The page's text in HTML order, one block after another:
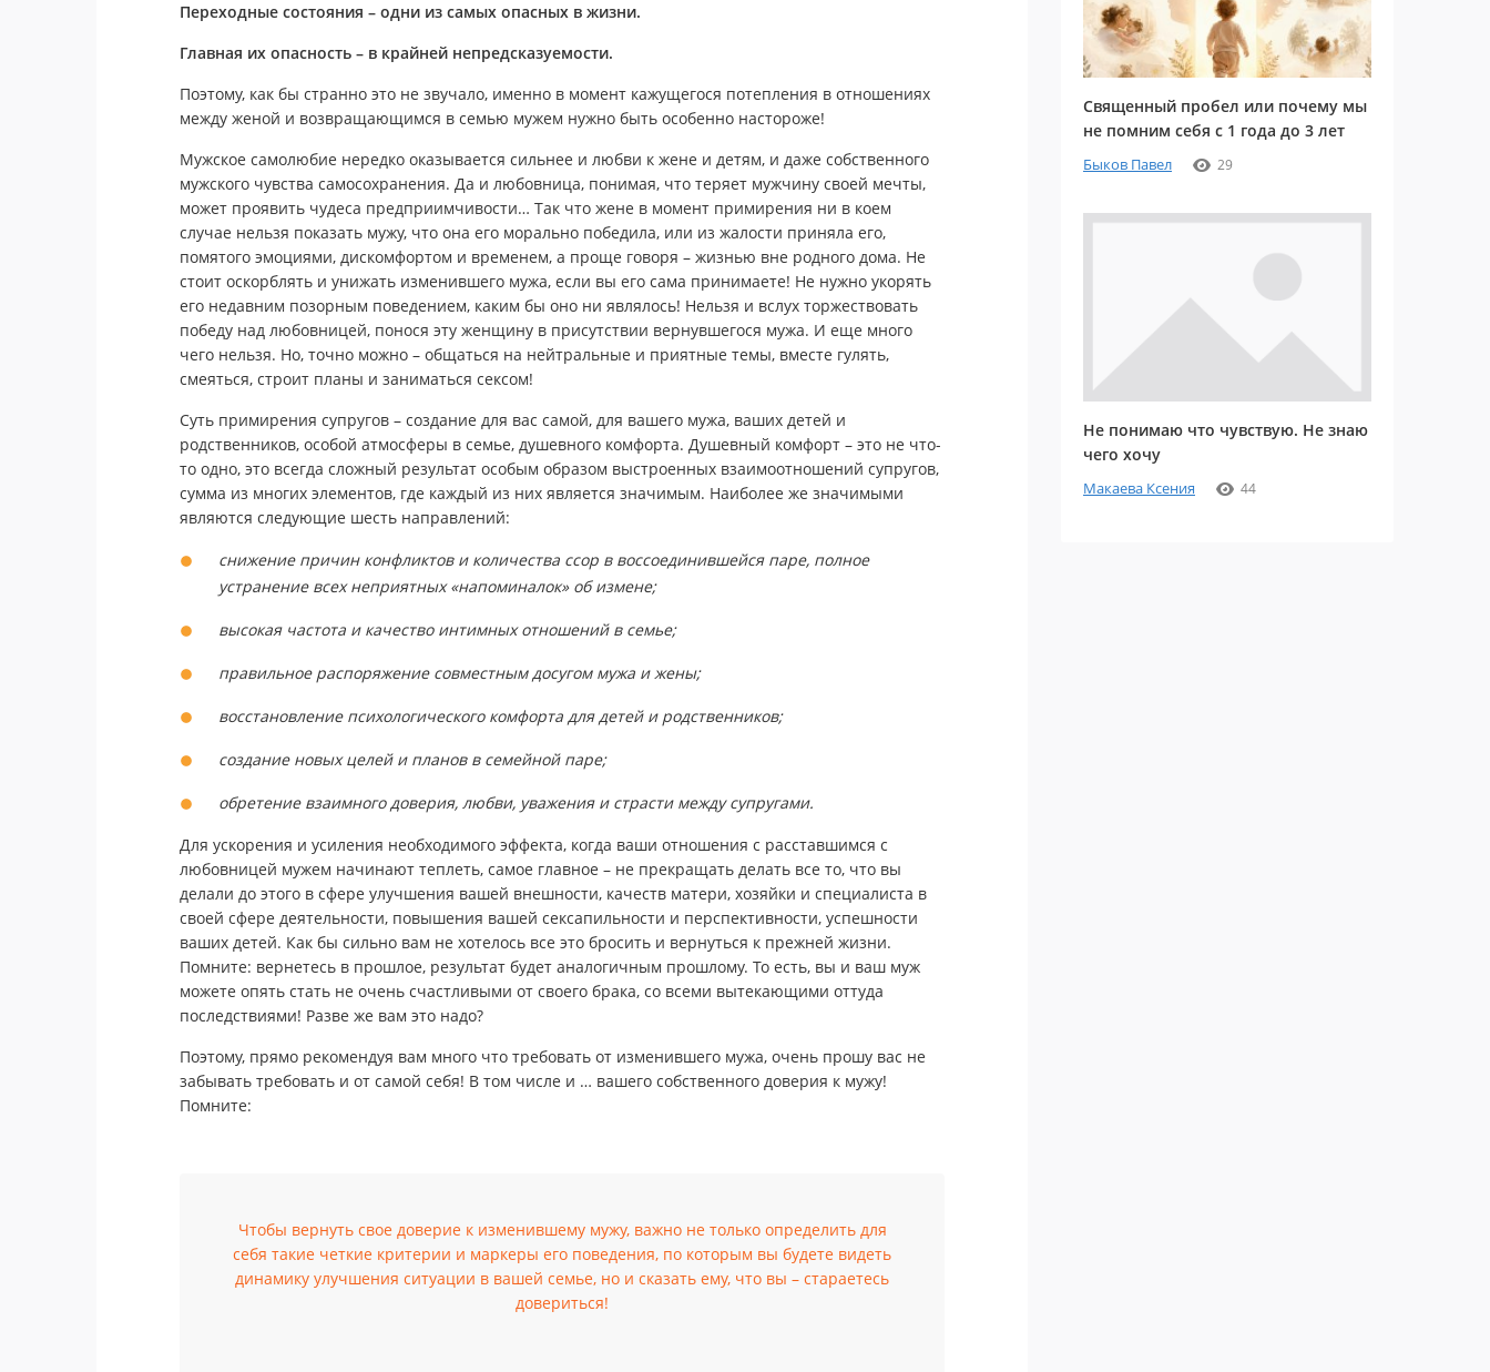
Переходные состояния – одни из самых опасных в жизни.
Главная их опасность – в крайней непредсказуемости.
Поэтому, как бы странно это не звучало, именно в момент кажущегося потепления в отношениях
между женой и возвращающимся в семью мужем нужно быть особенно настороже!
Мужское самолюбие нередко оказывается сильнее и любви к жене и детям, и даже собственного
мужского чувства самосохранения. Да и любовница, понимая, что теряет мужчину своей мечты,
может проявить чудеса предприимчивости… Так что жене в момент примирения ни в коем
случае нельзя показать мужу, что она его морально победила, или из жалости приняла его,
помятого эмоциями, дискомфортом и временем, а проще говоря – жизнью вне родного дома. Не
стоит оскорблять и унижать изменившего мужа, если вы его сама принимаете! Не нужно укорять
его недавним позорным поведением, каким бы оно ни являлось! Нельзя и вслух торжествовать
победу над любовницей, понося эту женщину в присутствии вернувшегося мужа. И еще много
чего нельзя. Но, точно можно – общаться на нейтральные и приятные темы, вместе гулять,
смеяться, строит планы и заниматься сексом!
Суть примирения супругов – создание для вас самой, для вашего мужа, ваших детей и
родственников, особой атмосферы в семье, душевного комфорта. Душевный комфорт – это не что-
то одно, это всегда сложный результат особым образом выстроенных взаимоотношений супругов,
сумма из многих элементов, где каждый из них является значимым. Наиболее же значимыми
являются следующие шесть направлений:
снижение причин конфликтов и количества ссор в воссоединившейся паре, полное
устранение всех неприятных «напоминалок» об измене;
высокая частота и качество интимных отношений в семье;
правильное распоряжение совместным досугом мужа и жены;
восстановление психологического комфорта для детей и родственников;
создание новых целей и планов в семейной паре;
обретение взаимного доверия, любви, уважения и страсти между супругами.
Для ускорения и усиления необходимого эффекта, когда ваши отношения с расставшимся с
любовницей мужем начинают теплеть, самое главное – не прекращать делать все то, что вы
делали до этого в сфере улучшения вашей внешности, качеств матери, хозяйки и специалиста в
своей сфере деятельности, повышения вашей сексапильности и перспективности, успешности
ваших детей. Как бы сильно вам не хотелось все это бросить и вернуться к прежней жизни.
Помните: вернетесь в прошлое, результат будет аналогичным прошлому. То есть, вы и ваш муж
можете опять стать не очень счастливыми от своего брака, со всеми вытекающими оттуда
последствиями! Разве же вам это надо?
Поэтому, прямо рекомендуя вам много что требовать от изменившего мужа, очень прошу вас не
забывать требовать и от самой себя! В том числе и … вашего собственного доверия к мужу!
Помните:
Чтобы вернуть свое доверие к изменившему мужу, важно не только определить для
себя такие четкие критерии и маркеры его поведения, по которым вы будете видеть
динамику улучшения ситуации в вашей семье, но и сказать ему, что вы – стараетесь
довериться!
Священный пробел или почему мы
не помним себя с 1 года до 3 лет
Быков Павел 29
Не понимаю что чувствую. Не знаю
чего хочу
Макаева Ксения 44